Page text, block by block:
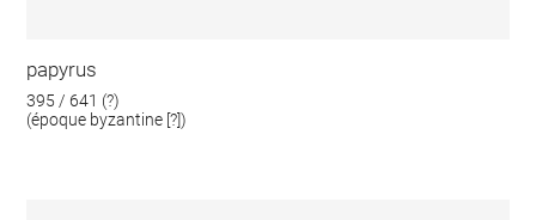
papyrus
395 / 641 (?)
(époque byzantine [?])